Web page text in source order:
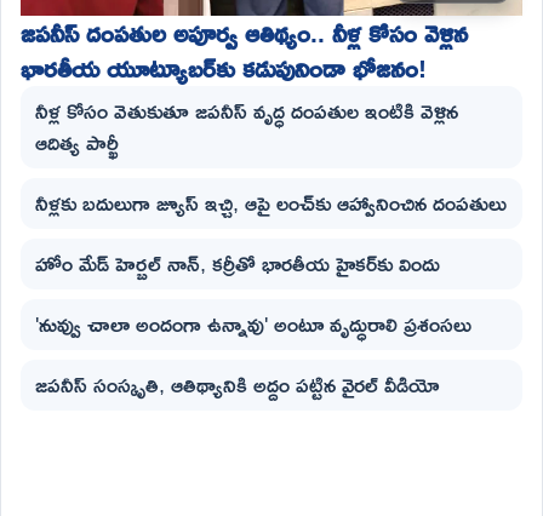
జపనీస్ దంపతుల అపూర్వ ఆతిథ్యం.. నీళ్ల కోసం వెళ్లిన
భారతీయ యూట్యూబర్‌కు కడుపునిండా భోజనం!
నీళ్ల కోసం వెతుకుతూ జపనీస్ వృద్ధ దంపతుల ఇంటికి వెళ్లిన
ఆదిత్య పార్ఖీ
నీళ్లకు బదులుగా జ్యూస్ ఇచ్చి, ఆపై లంచ్‌కు ఆహ్వానించిన దంపతులు
హోం మేడ్ హెర్బల్ నాన్, కర్రీతో భారతీయ హైకర్‌కు విందు
'నువ్వు చాలా అందంగా ఉన్నావు' అంటూ వృద్ధురాలి ప్రశంసలు
జపనీస్ సంస్కృతి, ఆతిథ్యానికి అద్దం పట్టిన వైరల్ వీడియో